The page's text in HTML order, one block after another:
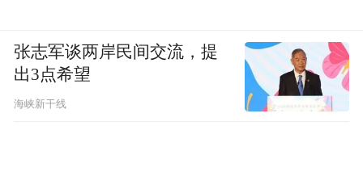
by the user of Dafeng Hao, which is a social media
platform and merely provides information storage
space services.”
张志军谈两岸民间交流，提
出3点希望
海峡新干线